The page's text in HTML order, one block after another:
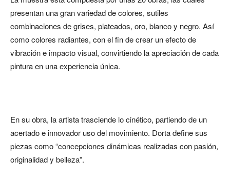
presentan una gran variedad de colores, sutiles
combinaciones de grises, plateados, oro, blanco y negro. Así
como colores radiantes, con el fin de crear un efecto de
vibración e impacto visual, convirtiendo la apreciación de cada
pintura en una experiencia única.
En su obra, la artista trasciende lo cinético, partiendo de un
acertado e innovador uso del movimiento. Dorta define sus
piezas como “concepciones dinámicas realizadas con pasión,
originalidad y belleza”.